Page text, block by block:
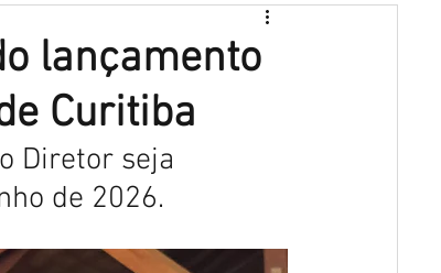
lançamento
Curitiba
Diretor seja
de 2026.